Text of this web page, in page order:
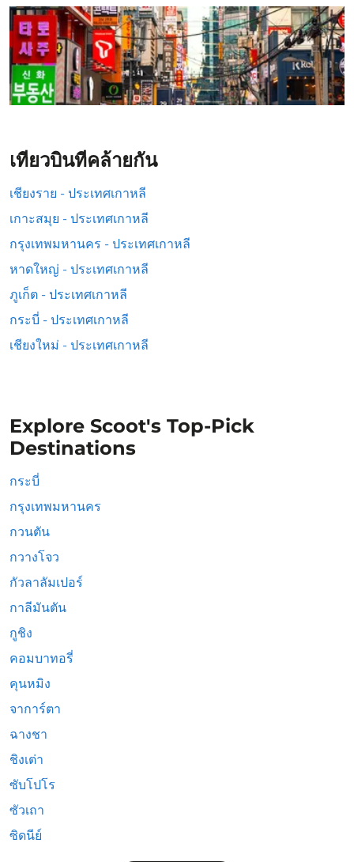
เที่ยวบินที่คล้ายกัน
เชียงราย - ประเทศเกาหลี
เกาะสมุย - ประเทศเกาหลี
กรุงเทพมหานคร - ประเทศเกาหลี
หาดใหญ่ - ประเทศเกาหลี
ภูเก็ต - ประเทศเกาหลี
กระบี่ - ประเทศเกาหลี
เชียงใหม่ - ประเทศเกาหลี
Explore Scoot's Top-Pick
Destinations
กระบี่
กรุงเทพมหานคร
กวนตัน
กวางโจว
กัวลาลัมเปอร์
กาลีมันตัน
กูชิง
คอมบาทอรี่
คุนหมิง
จาการ์ตา
ฉางชา
ชิงเต่า
ซับโปโร
ซัวเถา
ซิดนีย์